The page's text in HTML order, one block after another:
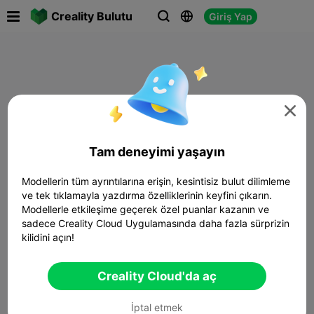
Creality Bulutu   Giriş Yap

Tam deneyimi yaşayın
Modellerin tüm ayrıntılarına erişin, kesintisiz bulut dilimleme
ve tek tıklamayla yazdırma özelliklerinin keyfini çıkarın.
Modellerle etkileşime geçerek özel puanlar kazanın ve
sadece Creality Cloud Uygulamasında daha fazla sürprizin
kilidini açın!
Creality Cloud'da aç
İptal etmek